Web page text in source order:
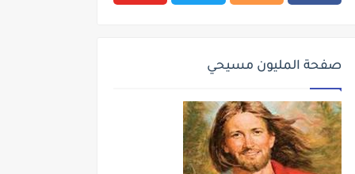
صفحة المليون مسيحي